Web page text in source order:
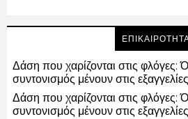
Δάση που χαρίζονται στις φλόγες:
συντονισμός μένουν στις εξαγγελίες
Δάση που χαρίζονται στις φλόγες:
συντονισμός μένουν στις εξαγγελίες